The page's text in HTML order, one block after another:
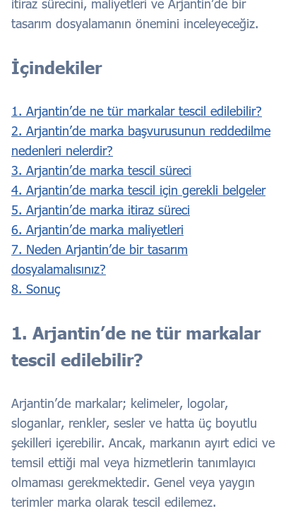
itiraz sürecini, maliyetleri ve Arjantin’de bir
tasarım dosyalamanın önemini inceleyeceğiz.
İçindekiler
1. Arjantin’de ne tür markalar tescil edilebilir?
2. Arjantin’de marka başvurusunun reddedilme
nedenleri nelerdir?
3. Arjantin’de marka tescil süreci
4. Arjantin’de marka tescil için gerekli belgeler
5. Arjantin’de marka itiraz süreci
6. Arjantin’de marka maliyetleri
7. Neden Arjantin’de bir tasarım
dosyalamalısınız?
8. Sonuç
1. Arjantin’de ne tür markalar
tescil edilebilir?
Arjantin’de markalar; kelimeler, logolar,
sloganlar, renkler, sesler ve hatta üç boyutlu
şekilleri içerebilir. Ancak, markanın ayırt edici ve
temsil ettiği mal veya hizmetlerin tanımlayıcı
olmaması gerekmektedir. Genel veya yaygın
terimler marka olarak tescil edilemez.